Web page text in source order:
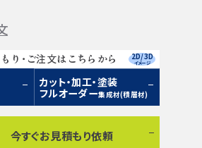
り・ご注文はこちらから
カット・加工・塗装
フルオーダー集成材(積層材)
2D/3D
イメージ
今すぐお見積もり依頼